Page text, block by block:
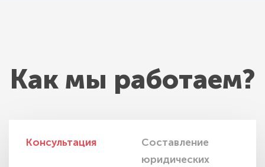
Как мы работаем?
Консультация
Составление
юридических